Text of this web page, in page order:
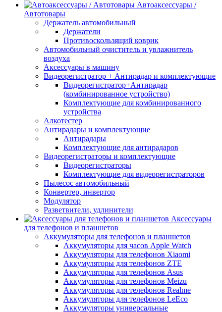
Автоаксессуары /
Автотовары
Держатель автомобильный
Держатели
Противоскользящий коврик
Автомобильный очиститель и увлажнитель
воздуха
Аксессуары в машину
Видеорегистратор + Антирадар и комплектующие
Видеорегистратор+Антирадар
(комбинированное устройство)
Комплектующие для комбинированного
устройства
Алкотестер
Антирадары и комплектующие
Антирадары
Комплектующие для антирадаров
Видеорегистраторы и комплектующие
Видеорегистраторы
Комплектующие для видеорегистраторов
Пылесос автомобильный
Конвертер, инвертор
Модулятор
Разветвители, удлинители
Аксессуары
для телефонов и планшетов
Аккумуляторы для телефонов и планшетов
Аккумуляторы для часов Apple Watch
Аккумуляторы для телефонов Xiaomi
Аккумуляторы для телефонов ZTE
Аккумуляторы для телефонов Asus
Аккумуляторы для телефонов Meizu
Аккумуляторы для телефонов Realme
Аккумуляторы для телефонов LeEco
Аккумуляторы универсальные